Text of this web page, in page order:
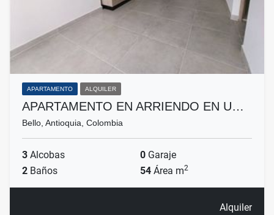
APARTAMENTO ALQUILER
APARTAMENTO EN ARRIENDO EN U…
Bello, Antioquia, Colombia
3 Alcobas 0 Garaje
2 Baños 54 Área m2
Alquiler